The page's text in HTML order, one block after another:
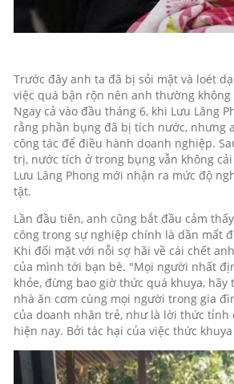
Trước đây anh ta đã bị sỏi mật và loét
việc quá bận rộn nên anh thường
Ngay cả vào đầu tháng 6, khi Lưu Lăng
rằng phần bụng đã bị tích nước, nhưng
công tác để điều hành doanh nghiệp.
trị, nước tích ở trong bụng vẫn không
Lưu Lăng Phong mới nhận ra mức độ
tật.
Lần đầu tiên, anh cũng bắt đầu cảm
công trong sự nghiệp chính là dần mất
Khi đối mặt với nỗi sợ hãi về cái chết
của mình tới bạn bè. "Mọi người nhất
khỏe, đừng bao giờ thức quá khuya,
nhà ăn cơm cùng mọi người trong gia
của doanh nhân trẻ, như là lời thức tỉnh
hiện nay. Bởi tác hại của việc thức